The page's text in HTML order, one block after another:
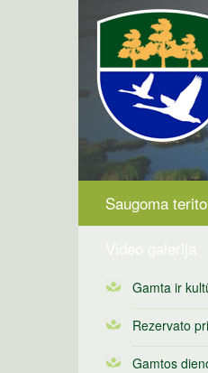
Saugoma
Gamta ir
Rezervato
Gamtos